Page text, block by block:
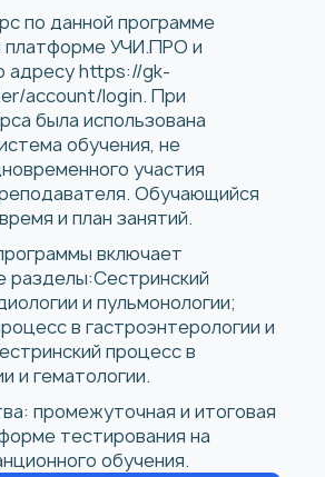
по данной программе
платформе УЧИ.ПРО и
адресуhttps://gk-
account/login. При
была использована
обучения, не
участия
Обучающийся
и план занятий.
включает
разделы:Сестринский
и пульмонологии;
в гастроэнтерологии и
процесс в
и гематологии.
промежуточная и итоговая
тестирования на
обучения.